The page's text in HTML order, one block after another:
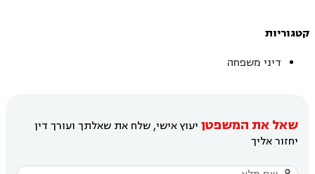
קטגוריות
דיני משפחה
שאל את המשפטן יעוץ אישי, שלח את שאלתך ועורך דין
יחזור אליך